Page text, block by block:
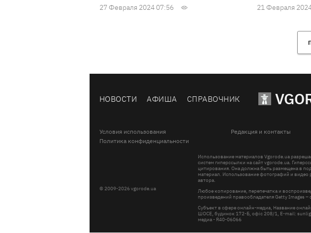
27 Февраля 2024 07:56 21 Февраля
НОВОСТИ АФИША СПРАВОЧНИК
Условия использования Редакция и контакты
Политика конфиденциальности
© 2009-2026 vgorode.ua
Использование материалов Vgorode.ua
систем гиперссылки на сайт vgorode.ua.
цитирования. Она должна быть размещена в
материал. Использование фотографий и видео
автора.
Любое копирование, перепечатка и
произведений правообладателя Getty Images –
Субъект в сфере онлайн-медиа, Название
ШОСЕ, будинок 172-Б, офіс 208/1, E-mail:
медиа - R40-06066